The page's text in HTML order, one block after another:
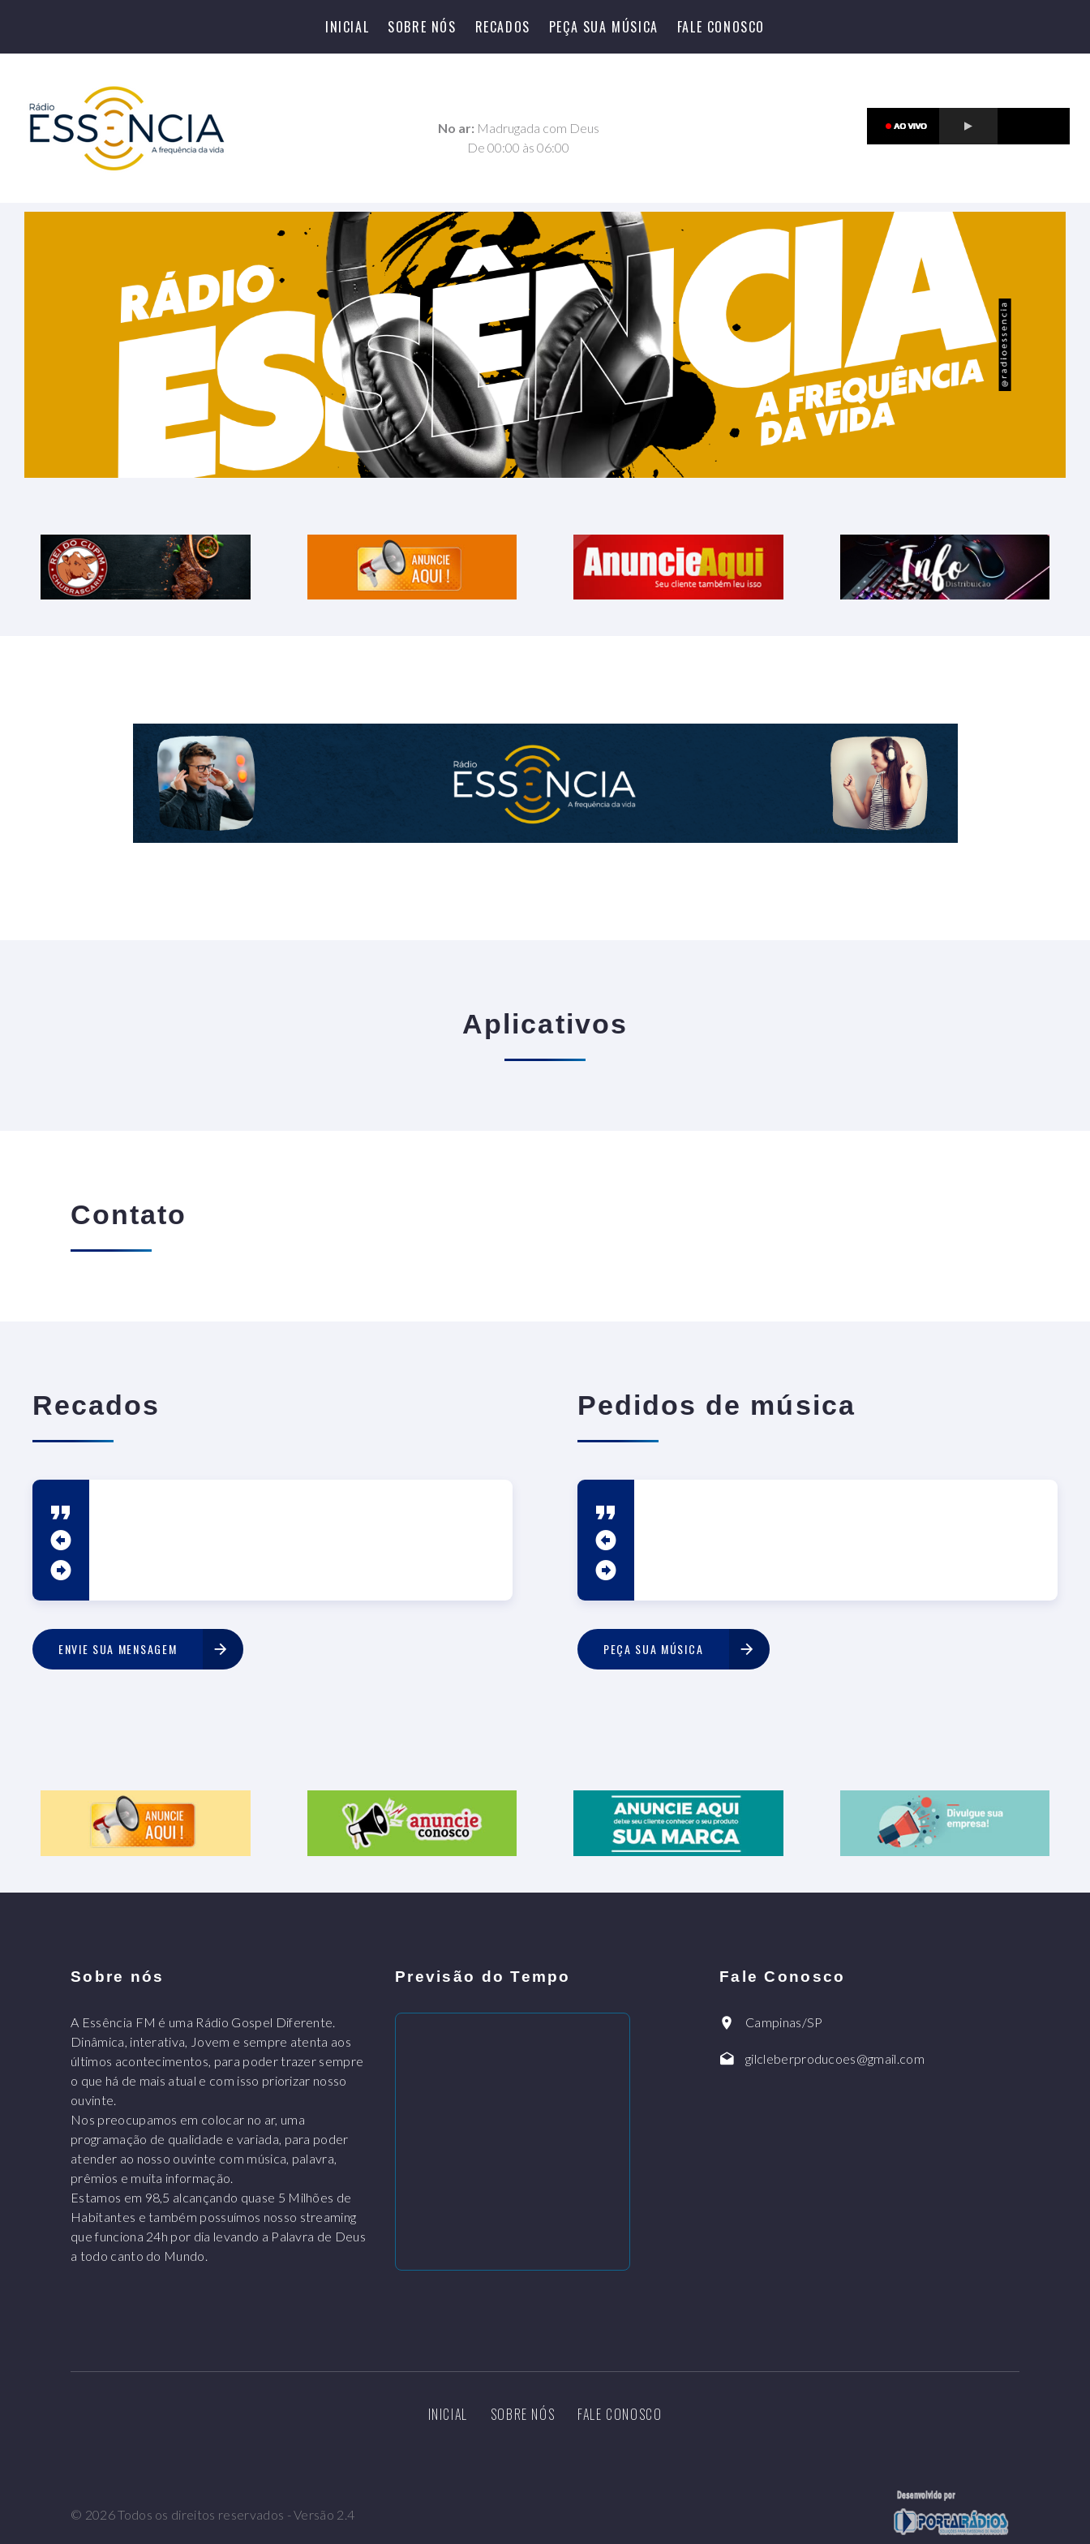
INICIAL SOBRE NÓS RECADOS PEÇA SUA MÚSICA FALE CONOSCO
No ar: Madrugada com Deus
De 00:00 às 06:00
Aplicativos
Contato
Recados
ENVIE SUA MENSAGEM
Pedidos de música
PEÇA SUA MÚSICA
Sobre nós
A Essência FM é uma Rádio Gospel Diferente.
Dinâmica, interativa, Jovem e sempre atenta aos
últimos acontecimentos, para poder trazer sempre
o que há de mais atual e com isso priorizar nosso
ouvinte.
Nos preocupamos em colocar no ar, uma
programação de qualidade e variada, para poder
atender ao nosso ouvinte com música, palavra,
prêmios e muita informação.
Estamos em 98,5 alcançando quase 5 Milhões de
Habitantes e também possuímos nosso streaming
que funciona 24h por dia levando a Palavra de Deus
a todo canto do Mundo.
Previsão do Tempo Fale Conosco
Campinas/SP
gilcleberproducoes@gmail.com
INICIAL SOBRE NÓS FALE CONOSCO
© 2026Todos os direitos reservados - Versão 2.4